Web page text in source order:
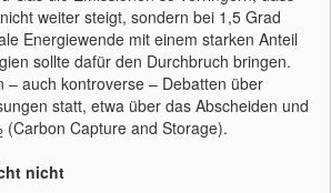
weiter steigt, sondern bei 1,5 Grad
Energiewende mit einem starken Anteil
sollte dafür den Durchbruch bringen.
– auch kontroverse – Debatten über
statt, etwa über das Abscheiden und
(Carbon Capture and Storage).
nicht